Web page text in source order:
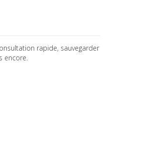
rapide, sauvegarder
encore.